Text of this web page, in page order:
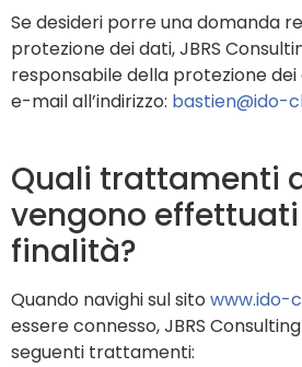
Se desideri porre una domanda
protezione dei dati, JBRS
responsabile della protezione
e-mail all’indirizzo: bastien@ido-
Quali trattamenti
vengono
finalità?
Quando navighi sul sito www.ido-
essere connesso, JBRS
seguenti trattamenti: